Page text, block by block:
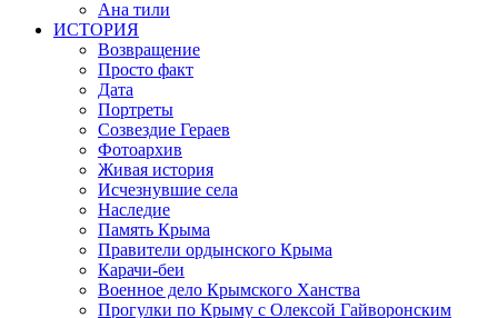
Ана тили
ИСТОРИЯ
Возвращение
Просто факт
Дата
Портреты
Созвездие Гераев
Фотоархив
Живая история
Исчезнувшие села
Наследие
Память Крыма
Правители ордынского Крыма
Карачи-беи
Военное дело Крымского Ханства
Прогулки по Крыму с Олексой Гайворонским